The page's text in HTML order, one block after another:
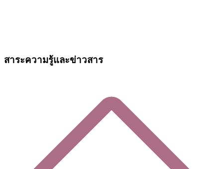
สาระความรู้และข่าวสาร